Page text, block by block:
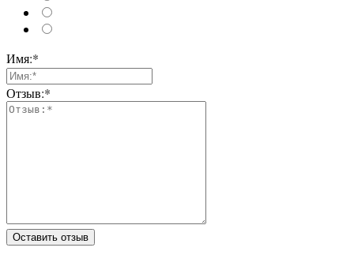
Имя:*
Отзыв:*
Оставить отзыв